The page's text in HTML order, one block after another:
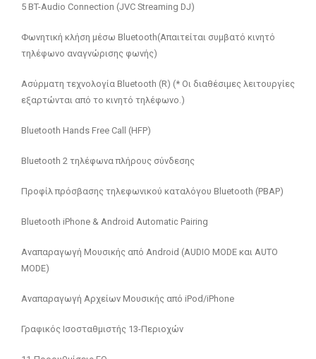
5 BT-Audio Connection (JVC Streaming DJ)
Φωνητική κλήση μέσω Bluetooth(Απαιτείται συμβατό κινητό
τηλέφωνο αναγνώρισης φωνής)
Ασύρματη τεχνολογία Bluetooth (R) (* Οι διαθέσιμες λειτουργίες
εξαρτώνται από το κινητό τηλέφωνο.)
Bluetooth Hands Free Call (HFP)
Bluetooth 2 τηλέφωνα πλήρους σύνδεσης
Προφίλ πρόσβασης τηλεφωνικού καταλόγου Bluetooth (PBAP)
Bluetooth iPhone & Android Automatic Pairing
Αναπαραγωγή Μουσικής από Android (AUDIO MODE και AUTO
MODE)
Αναπαραγωγή Αρχείων Μουσικής από iPod/iPhone
Γραφικός Ισοσταθμιστής 13-Περιοχών